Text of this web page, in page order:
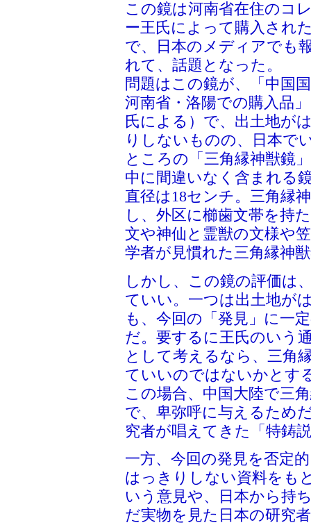
この鏡は河南省在住のコ
ー王氏によって購入され
で、日本のメディアでも
れて、話題となった。
問題はこの鏡が、「中国
河南省・洛陽での購入品
氏による）で、出土地が
りしないものの、日本で
ところの「三角縁神獣鏡
中に間違いなく含まれる
直径は18センチ。三角縁
し、外区に櫛歯文帯を持
文や神仙と霊獣の文様や
学者が見慣れた三角縁神
しかし、この鏡の評価は
ていい。一つは出土地が
も、今回の「発見」に一
だ。要するに王氏のいう
として考えるなら、三角
ていいのではないかとす
この場合、中国大陸で三
で、卑弥呼に与えるため
究者が唱えてきた「特鋳
一方、今回の発見を否定
はっきりしない資料をも
いう意見や、日本から持
だ実物を見た日本の研究